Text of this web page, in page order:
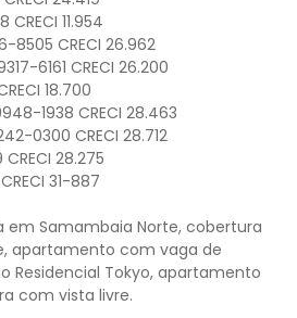
11.954
8505 CRECI 26.962
6161 CRECI 26.200
18.700
1938 CRECI 28.463
0300 CRECI 28.712
28.275
31-887
Samambaia Norte, cobertura
apartamento com vaga de
Residencial Tokyo, apartamento
com vista livre.